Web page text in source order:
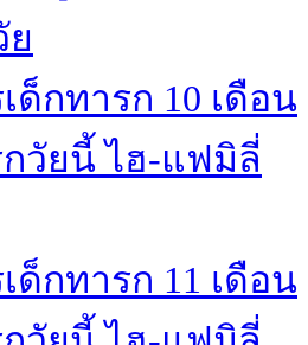
ย
กทารก 10 เดือน
กวัยนี้ ไฮ-แฟมิลี่
กทารก 11 เดือน